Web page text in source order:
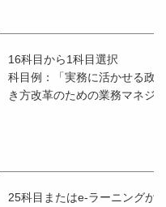
16科目から1科目選択
科目例：「実務に活かせる政
き方改革のための業務マネジ
25科目またはe-ラーニングか